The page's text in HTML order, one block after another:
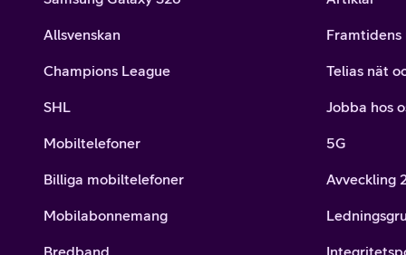
Allsvenskan
Champions League
SHL
Mobiltelefoner
Billiga mobiltelefoner
Mobilabonnemang
Bredband
Framtidens
Telias nät
Jobba hos
5G
Avveckling